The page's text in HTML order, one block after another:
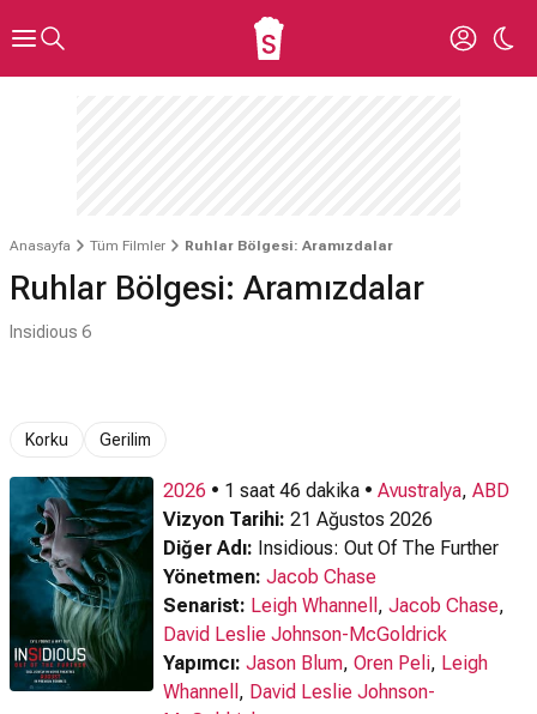
Anasayfa Tüm Filmler Ruhlar Bölgesi: Aramızdalar
Ruhlar Bölgesi: Aramızdalar
Insidious 6
Korku Gerilim
2026 • 1 saat 46 dakika • Avustralya, ABD
Vizyon Tarihi: 21 Ağustos 2026
Diğer Adı: Insidious: Out Of The Further
Yönetmen: Jacob Chase
Senarist: Leigh Whannell , Jacob Chase,
David Leslie Johnson-McGoldrick
Yapımcı: Jason Blum, Oren Peli, Leigh
Whannell , David Leslie Johnson-